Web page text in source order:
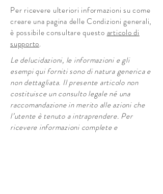
Per ricevere ulteriori informazioni su come
creare una pagina delle Condizioni generali,
è possibile consultare questo articolo di
supporto.
Le delucidazioni, le informazioni e gli
esempi qui forniti sono di natura generica e
non dettagliata. Il presente articolo non
costituisce un consulto legale né una
raccomandazione in merito alle azioni che
l’utente è tenuto a intraprendere. Per
ricevere informazioni complete e